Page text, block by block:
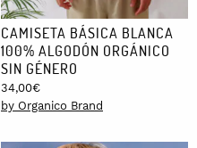
CAMISETA BÁSICA BLANCA
100% ALGODÓN ORGÁNICO
SIN GÉNERO
34,00€
by Organico Brand